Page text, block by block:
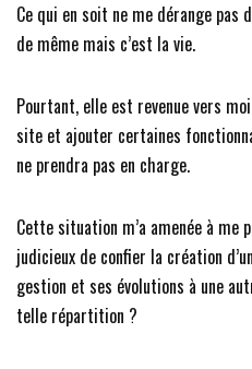
Ce qui en soit ne me dérange
de même mais c’est la vie.
Pourtant, elle est revenue vers
site et ajouter certaines
ne prendra pas en charge.
Cette situation m’a amenée à me
judicieux de confier la création
gestion et ses évolutions à une
telle répartition ?